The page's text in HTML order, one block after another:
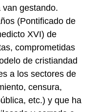
gestando.
(Pontificado de
XVI) de
comprometidas
de cristiandad
a los sectores de
censura,
etc.) y que ha